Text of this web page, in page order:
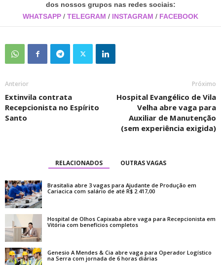
dos nossos grupos nas redes sociais:
WHATSAPP / TELEGRAM / INSTAGRAM / FACEBOOK
Anterior
Extinvila contrata
Recepcionista no Espírito
Santo
Próximo
Hospital Evangélico de Vila
Velha abre vaga para
Auxiliar de Manutenção
(sem experiência exigida)
RELACIONADOS OUTRAS VAGAS
Brasitalia abre 3 vagas para Ajudante de Produção em
Cariacica com salário de até R$ 2.417,00
Hospital de Olhos Capixaba abre vaga para Recepcionista em
Vitória com benefícios completos
Genesio A Mendes & Cia abre vaga para Operador Logístico
na Serra com jornada de 6 horas diárias